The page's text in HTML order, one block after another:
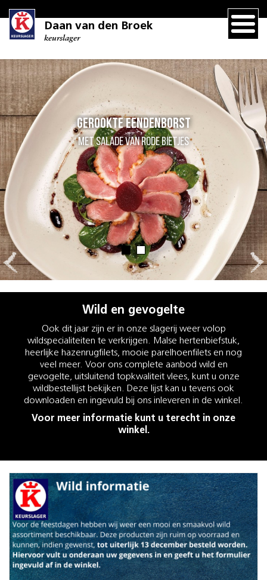
Daan van den Broek
keurslager
Gerookte eendenborst
met salade van rode bietjes
Wild en gevogelte
Ook dit jaar zijn er in onze slagerij weer volop
wildspecialiteiten te verkrijgen. Malse hertenbiefstuk,
heerlijke hazenrugfilets, mooie parelhoenfilets en nog
veel meer. Voor ons complete aanbod wild en
gevogelte, uitsluitend topkwaliteit vlees, kunt u onze
wildbestellijst bekijken. Deze lijst kan u tevens ook
downloaden en ingevuld bij ons inleveren in de winkel.
Voor meer informatie kunt u terecht in onze
winkel.